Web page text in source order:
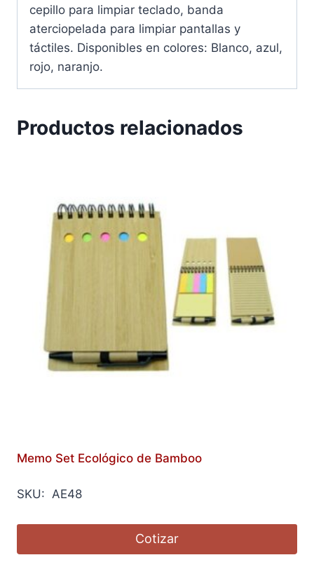
cepillo para limpiar teclado, banda
aterciopelada para limpiar pantallas y
táctiles. Disponibles en colores: Blanco, azul,
rojo, naranjo.
Productos relacionados
Memo Set Ecológico de Bamboo
SKU: AE48
Cotizar